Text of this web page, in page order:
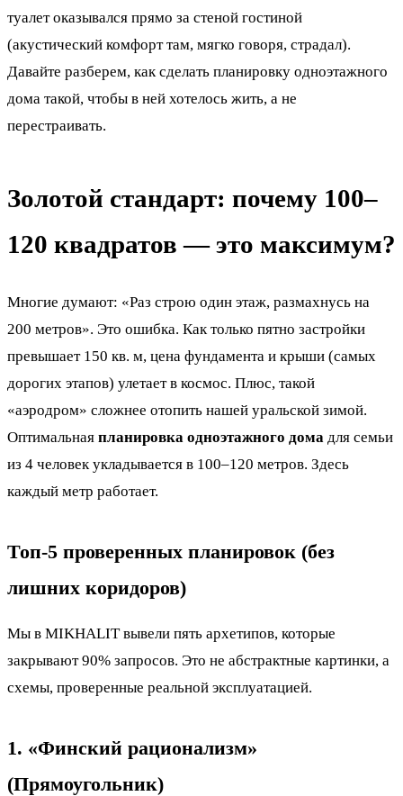
туалет оказывался прямо за стеной гостиной
(акустический комфорт там, мягко говоря, страдал).
Давайте разберем, как сделать планировку одноэтажного
дома такой, чтобы в ней хотелось жить, а не
перестраивать.
Золотой стандарт: почему 100–
120 квадратов — это максимум?
Многие думают: «Раз строю один этаж, размахнусь на
200 метров». Это ошибка. Как только пятно застройки
превышает 150 кв. м, цена фундамента и крыши (самых
дорогих этапов) улетает в космос. Плюс, такой
«аэродром» сложнее отопить нашей уральской зимой.
Оптимальная планировка одноэтажного дома для семьи
из 4 человек укладывается в 100–120 метров. Здесь
каждый метр работает.
Топ-5 проверенных планировок (без
лишних коридоров)
Мы в MIKHALIT вывели пять архетипов, которые
закрывают 90% запросов. Это не абстрактные картинки, а
схемы, проверенные реальной эксплуатацией.
1. «Финский рационализм»
(Прямоугольник)